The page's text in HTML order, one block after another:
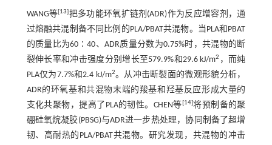
WANG等[13]把多功能环氧扩链剂(ADR)作为反应增容剂，通
过熔融共混制备不同比例的PLA/PBAT共混物。当PLA和PBAT
的质量比为60∶40、ADR质量分数为0.75%时，共混物的断
裂伸长率和冲击强度分别增长至579.9%和29.6 kJ/m2 ，而纯
PLA仅为7.7%和2.4 kJ/m2。从冲击断裂面的微观形貌分析，
ADR的环氧基和共混物末端的羧基和羟基反应形成大量的
支化共聚物，提高了PLA的韧性。CHEN等[14]将预制备的聚
硼硅氧烷凝胶(PBSG)与ADR进一步热处理，协同制备了超增
韧、高耐热的PLA/PBAT共混物。研究发现，共混物的冲击